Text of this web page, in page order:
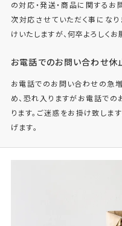
の対応・発送・商品に関する
次対応させていただく事にな
けいたしますが、何卒よろしくお
お電話でのお問い合わせ休
お電話でのお問い合わせの急
め、恐れ入りますがお電話で
ります。ご迷惑をお掛け致しま
げます。